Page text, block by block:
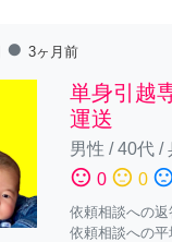
fiber_manual_record 3ヶ月前
単身引越
運送
男性 /40代/
sentiment_satisfied 0 sentiment_neutral 0 sentiment_dissatisfied
依頼相談への
依頼相談への